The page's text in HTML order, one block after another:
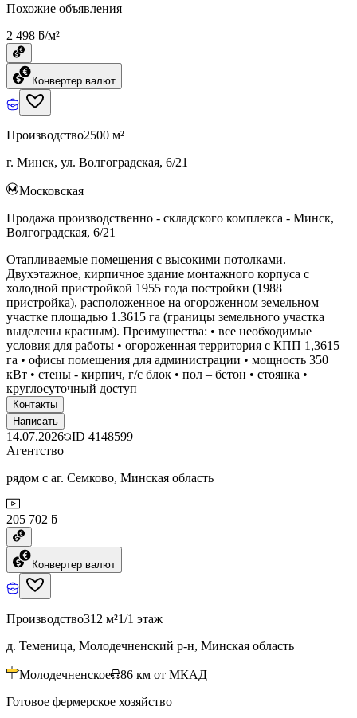
Похожие объявления
2 498 ƃ/м²
Конвертер валют
Производство2500 м²
г. Минск, ул. Волгоградская, 6/21
Московская
Продажа производственно - складского комплекса - Минск,
Волгоградская, 6/21
Отапливаемые помещения с высокими потолками.
Двухэтажное, кирпичное здание монтажного корпуса с
холодной пристройкой 1955 года постройки (1988
пристройка), расположенное на огороженном земельном
участке площадью 1.3615 га (границы земельного участка
выделены красным). Преимущества: • все необходимые
условия для работы • огороженная территория с КПП 1,3615
га • офисы помещения для администрации • мощность 350
кВт • стены - кирпич, г/с блок • пол – бетон • стоянка •
круглосуточный доступ
Контакты
Написать
14.07.2026 ID 4148599
Агентство
рядом с аг. Семково, Минская область
205 702 ƃ
Конвертер валют
Производство312 м²1/1 этаж
д. Теменица, Молодечненский р-н, Минская область
Молодечненское 86 км от МКАД
Готовое фермерское хозяйство